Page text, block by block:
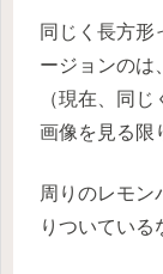
同じく長方形
ージョンのは
（現在、同
画像を見る限
周りのレモン
りついている